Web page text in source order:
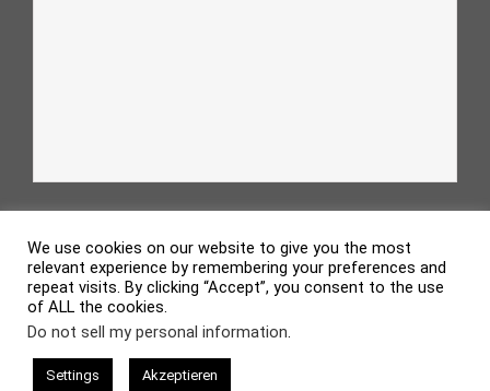
evolvetheme by Theme4Press • Powered by
We use cookies on our website to give you the most
relevant experience by remembering your preferences and
repeat visits. By clicking “Accept”, you consent to the use
of ALL the cookies.
Do not sell my personal information.
Settings Akzeptieren